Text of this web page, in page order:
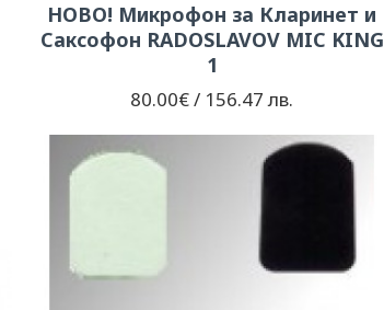
НОВО! Микрофон за Кларинет и
Саксофон RADOSLAVOV MIC KING
1
80.00€ / 156.47 лв.